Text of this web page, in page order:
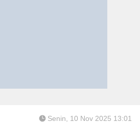
Senin, 10 Nov 2025 13:01